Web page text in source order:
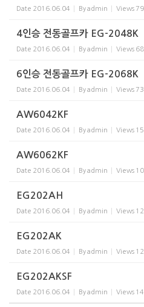
Date 2016.06.04 Byadmin Views
4인승 전동골프카 EG-2048K
Date 2016.06.04 Byadmin Views
6인승 전동골프카 EG-2068K
Date 2016.06.04 Byadmin Views
AW6042KF
Date 2016.06.04 Byadmin Views
AW6062KF
Date 2016.06.04 Byadmin Views
EG202AH
Date 2016.06.04 Byadmin Views
EG202AK
Date 2016.06.04 Byadmin Views
EG202AKSF
Date 2016.06.04 Byadmin Views